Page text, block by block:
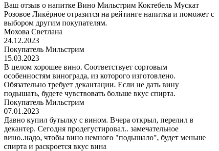
Ваш отзыв о напитке Вино Мильстрим Коктебель Мускат
Розовое Ликёрное отразится на рейтинге напитка и поможет с
выбором другим покупателям.
Мохова Светлана
24.12.2023
Покупатель Мильстрим
15.03.2023
В целом хорошее вино. Соответствует сортовым
особенностям винограда, из которого изготовлено.
Обязательно требует декантации. Если не дать вину
подышать, будете чувствовать больше вкус спирта.
Покупатель Мильстрим
07.01.2023
Давно купил бутылку с вином. Вчера открыл, перелил в
декантер. Сегодня продегустировал.. замечательное
вино..надо, чтобы вино немного "подышало", будет меньше
спирта и раскроется вкус вина